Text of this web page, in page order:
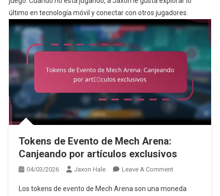
último en tecnología móvil y conectar con otros jugadores.
Tokens de Evento de Mech Arena:
Canjeando por artículos exclusivos
04/03/2026 Jaxon Hale Leave A CommentOn
De
Los tokens de evento de Mech Arena son una moneda